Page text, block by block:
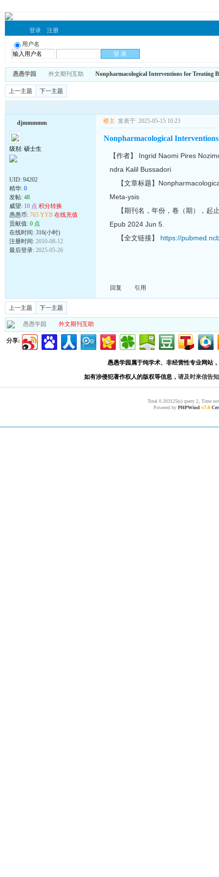
登录 注册
用户名
愚愚学园 外文期刊互助 Nonpharmacological Interventions for Treating
上一主题 下一主题
djmmmmm
级别: 硕士生
UID: 94202
精华: 0
发帖: 48
威望: 10 点 积分转换
愚愚币: 765 YYB 在线充值
贡献值: 0 点
在线时间: 316(小时)
注册时间: 2010-08-12
最后登录: 2025-05-26
楼主 发表于: 2025-05-15 10:23
Nonpharmacological
【作者】 Ingrid Naomi Pires
ndra Kalil Bussadori
【文章标题】
Meta-ysis
【期刊名，年份，卷（期），起
Epub 2024 Jun 5.
【全文链接】 https://
回复 引用
上一主题 下一主题
愚愚学园 外文期刊互助
分享:
愚愚学园属于纯学术、非经营性专业网站
如有涉侵犯著作权人的版权等信息， 请及时来信告知
Total 0.203125(s) query 2, Time
Powered by PHPWind v7.0